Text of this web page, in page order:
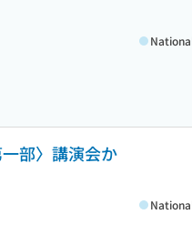
部〉講演会か